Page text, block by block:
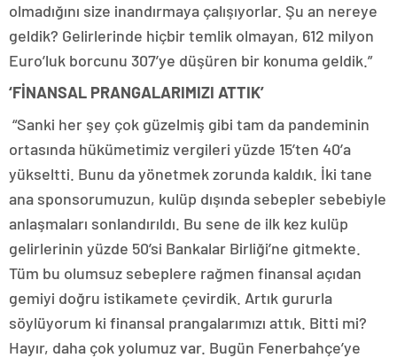
olmadığını size inandırmaya çalışıyorlar. Şu an nereye
geldik? Gelirlerinde hiçbir temlik olmayan, 612 milyon
Euro’luk borcunu 307’ye düşüren bir konuma geldik.”
‘FİNANSAL PRANGALARIMIZI ATTIK’
“Sanki her şey çok güzelmiş gibi tam da pandeminin
ortasında hükümetimiz vergileri yüzde 15’ten 40’a
yükseltti. Bunu da yönetmek zorunda kaldık. İki tane
ana sponsorumuzun, kulüp dışında sebepler sebebiyle
anlaşmaları sonlandırıldı. Bu sene de ilk kez kulüp
gelirlerinin yüzde 50’si Bankalar Birliği’ne gitmekte.
Tüm bu olumsuz sebeplere rağmen finansal açıdan
gemiyi doğru istikamete çevirdik. Artık gururla
söylüyorum ki finansal prangalarımızı attık. Bitti mi?
Hayır, daha çok yolumuz var. Bugün Fenerbahçe’ye